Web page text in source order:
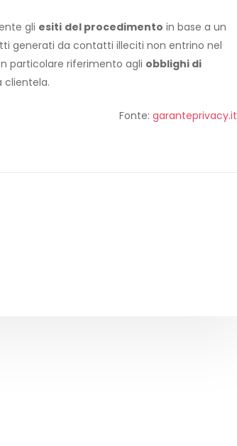
gli esiti del procedimento in base a un
generati da contatti illeciti non entrino nel
particolare riferimento agli obblighi di
clientela.
Fonte: garanteprivacy.it